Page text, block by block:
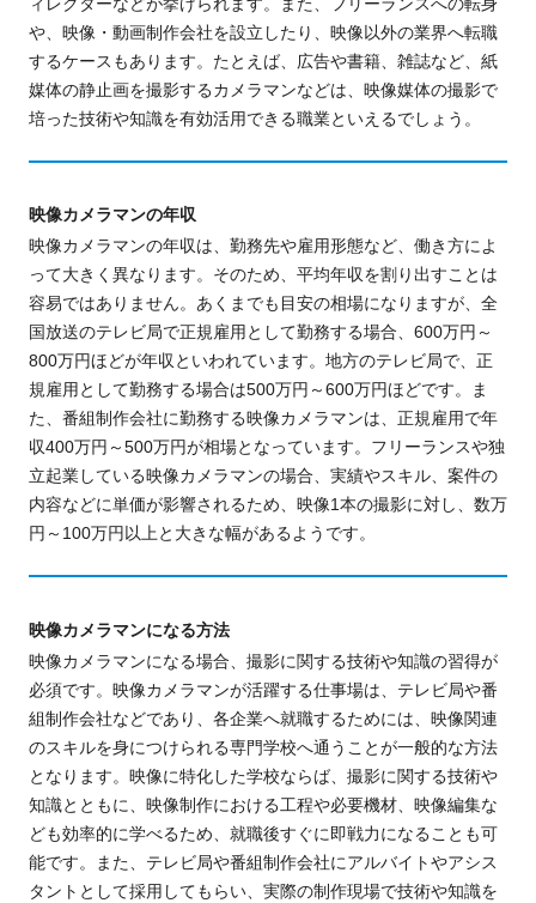
や、映像・動画制作会社を設立したり、映像以外の業界へ転職
するケースもあります。たとえば、広告や書籍、雑誌など、紙
媒体の静止画を撮影するカメラマンなどは 、映像媒体の撮影で
培った技術や知識を有効活用できる職業といえるでしょう。
映像カメラマンの年収
映像カメラマンの年収は、勤務先や雇用形態など、働き方によ
って大きく異なります。そのため、平均年収を割り出すことは
容易ではありません。あくまでも目安の相場になりますが、全
国放送のテレビ局で正規雇用として勤務する場合、600万円～
800万円ほどが年収といわれています。地方のテレビ局で、正
規雇用として勤務する場合は500万円～600万円ほどです。ま
た、番組制作会社に勤務する映像カメラマンは、正規雇用で年
収400万円～500万円が相場となっています。フリーランスや独
立起業している映像カメラマンの場合、実績やスキル、案件の
内容などに単価が影響されるため、映像1本の撮影に対し、数万
円～100万円以上と大きな幅があるようです。
映像カメラマンになる方法
映像カメラマンになる場合、撮影に関する技術や知識の習得が
必須です。映像カメラマンが活躍する仕事場は、テレビ局や番
組制作会社などであり、各企業へ就職するためには、映像関連
のスキルを身につけられる専門学校へ通うことが一般的な方法
となります。映像に特化した学校ならば、撮影に関する技術や
知識とともに、映像制作における工程や必要機材、映像編集な
ども効率的に学べるため、就職後すぐに即戦力になることも可
能です。また、テレビ局や番組制作会社にアルバイトやアシス
タントとして採用してもらい、実際の制作現場で技術や知識を